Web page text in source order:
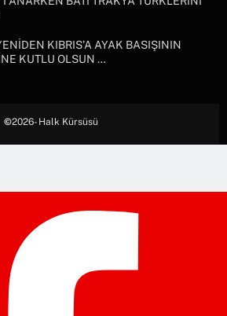
KIBRIS’A AYAK BASIŞININ
KUTLU OLSUN …
©2026- Halk Kürsüsü